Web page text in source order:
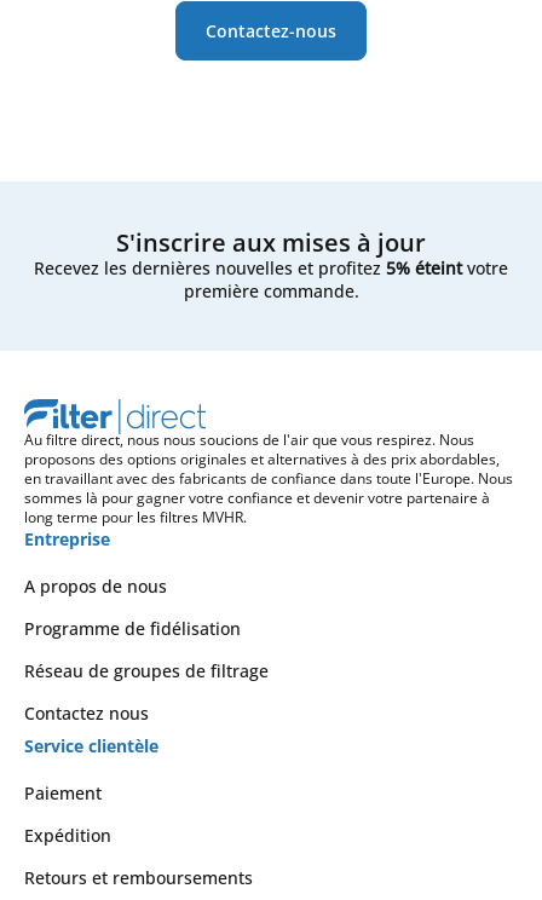
Contactez-nous
S'inscrire aux mises à jour
Recevez les dernières nouvelles et profitez 5% éteintvotre
première commande.
Au filtre direct, nous nous soucions de l'air que vous respirez. Nous
proposons des options originales et alternatives à des prix abordables,
en travaillant avec des fabricants de confiance dans toute l'Europe. Nous
sommes là pour gagner votre confiance et devenir votre partenaire à
long terme pour les filtres MVHR.
Entreprise
A propos de nous
Programme de fidélisation
Réseau de groupes de filtrage
Contactez nous
Service clientèle
Paiement
Expédition
Retours et remboursements